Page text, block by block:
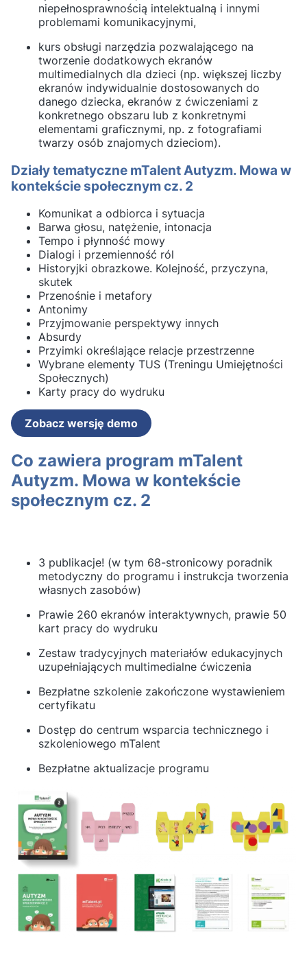
niepełnosprawnością intelektualną i innymi
problemami komunikacyjnymi,
kurs obsługi narzędzia pozwalającego na
tworzenie dodatkowych ekranów
multimedialnych dla dzieci (np. większej liczby
ekranów indywidualnie dostosowanych do
danego dziecka, ekranów z ćwiczeniami z
konkretnego obszaru lub z konkretnymi
elementami graficznymi, np. z fotografiami
twarzy osób znajomych dzieciom).
Działy tematyczne mTalent Autyzm. Mowa w
kontekście społecznym cz. 2
Komunikat a odbiorca i sytuacja
Barwa głosu, natężenie, intonacja
Tempo i płynność mowy
Dialogi i przemienność ról
Historyjki obrazkowe. Kolejność, przyczyna,
skutek
Przenośnie i metafory
Antonimy
Przyjmowanie perspektywy innych
Absurdy
Przyimki określające relacje przestrzenne
Wybrane elementy TUS (Treningu Umiejętności
Społecznych)
Karty pracy do wydruku
Zobacz wersję demo
Co zawiera program mTalent
Autyzm. Mowa w kontekście
społecznym cz. 2
3 publikacje! (w tym 68-stronicowy poradnik
metodyczny do programu i instrukcja tworzenia
własnych zasobów)
Prawie 260 ekranów interaktywnych, prawie 50
kart pracy do wydruku
Zestaw tradycyjnych materiałów edukacyjnych
uzupełniających multimedialne ćwiczenia
Bezpłatne szkolenie zakończone wystawieniem
certyfikatu
Dostęp do centrum wsparcia technicznego i
szkoleniowego mTalent
Bezpłatne aktualizacje programu